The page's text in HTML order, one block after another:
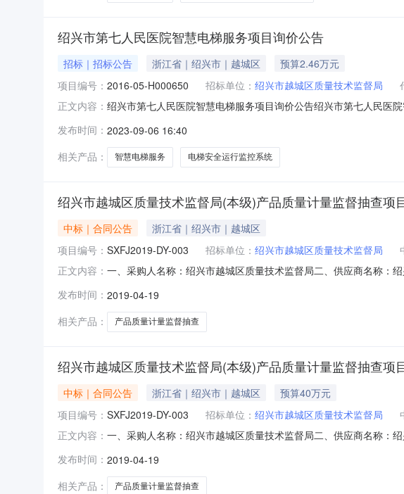
绍兴市第七人民医院智慧电梯服务项目询价公告
招标｜招标公告 浙江省｜绍兴市｜越城区
预算2.46万元
项目编号： 2016-05-H000650 招标单位： 绍兴市越城区质量技术监督局
正文内容： 绍兴市第七人民医院智慧电梯服务项目询价公告绍兴市第七人民医
日至2023年9月8日上午8:00-11:30；下午14:00-17:00(双休日及法
应
发布时间： 2023-09-06 16:40
相关产品：
智慧电梯服务 电梯安全运行监控系统
绍兴市越城区质量技术监督局(本级)产品质量计量监督抽查项
中标｜合同公告
浙江省｜绍兴市｜越城区
项目编号： SXFJ2019-DY-003 招标单位： 绍兴市越城区质量技术监督局
正文内容： 一、采购人名称：绍兴市越城区质量技术监督局二、供应商名称：
监督局（本级）产品质量计量监督抽查项目产品质量计量监督抽查
事
发布时间： 2019-04-19
相关产品：
产品质量计量监督抽查
绍兴市越城区质量技术监督局(本级)产品质量计量监督抽查项
中标｜合同公告 浙江省｜绍兴市｜越城区
预算40万元
项目编号： SXFJ2019-DY-003 招标单位： 绍兴市越城区质量技术监督局
正文内容： 一、采购人名称：绍兴市越城区质量技术监督局二、供应商名称：
质量技术监督局（本级）产品质量计量监督抽查项目产品质量计量
七、其它事
发布时间： 2019-04-19
相关产品：
产品质量计量监督抽查